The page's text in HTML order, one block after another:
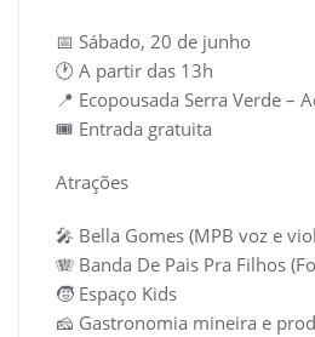
📅 Sábado, 20 de junho
🕐 A partir das 13h
📍 Ecopousada Serra Verde –
🎟 Entrada gratuita
Atrações
🎤 Bella Gomes (MPB voz e
🪗 Banda De Pais Pra Filhos
🧒 Espaço Kids
🧀 Gastronomia mineira e